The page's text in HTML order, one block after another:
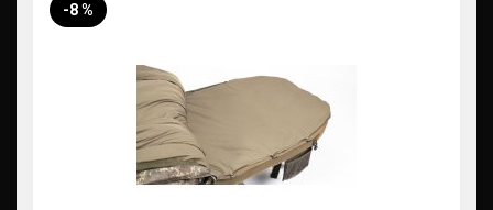
-8 %